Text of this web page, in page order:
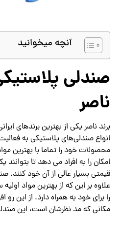
آنچه میخوانید
صندلی
ناصر
برند ناصر یکی از بهترین برندهای
انواع صندلی‌های پلاستیکی به
محصولات خود را تماما با بهترین
امکان را به افراد می دهد تا
قیمتی بسیار عالی از آن خود کنند.
علاوه بر این که از بهترین مواد
را برای خود به همراه دارد. از این رو
مکانی که مد نظرشان است، این